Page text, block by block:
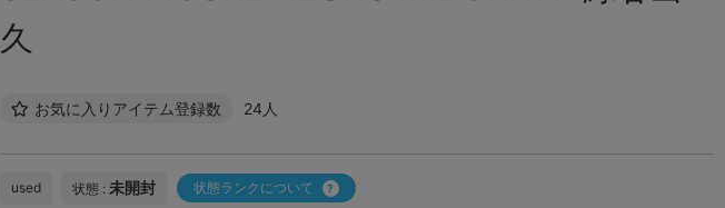
久
お気に入りアイテム登録数 24人
used 状態 : 未開封 状態ランクについて